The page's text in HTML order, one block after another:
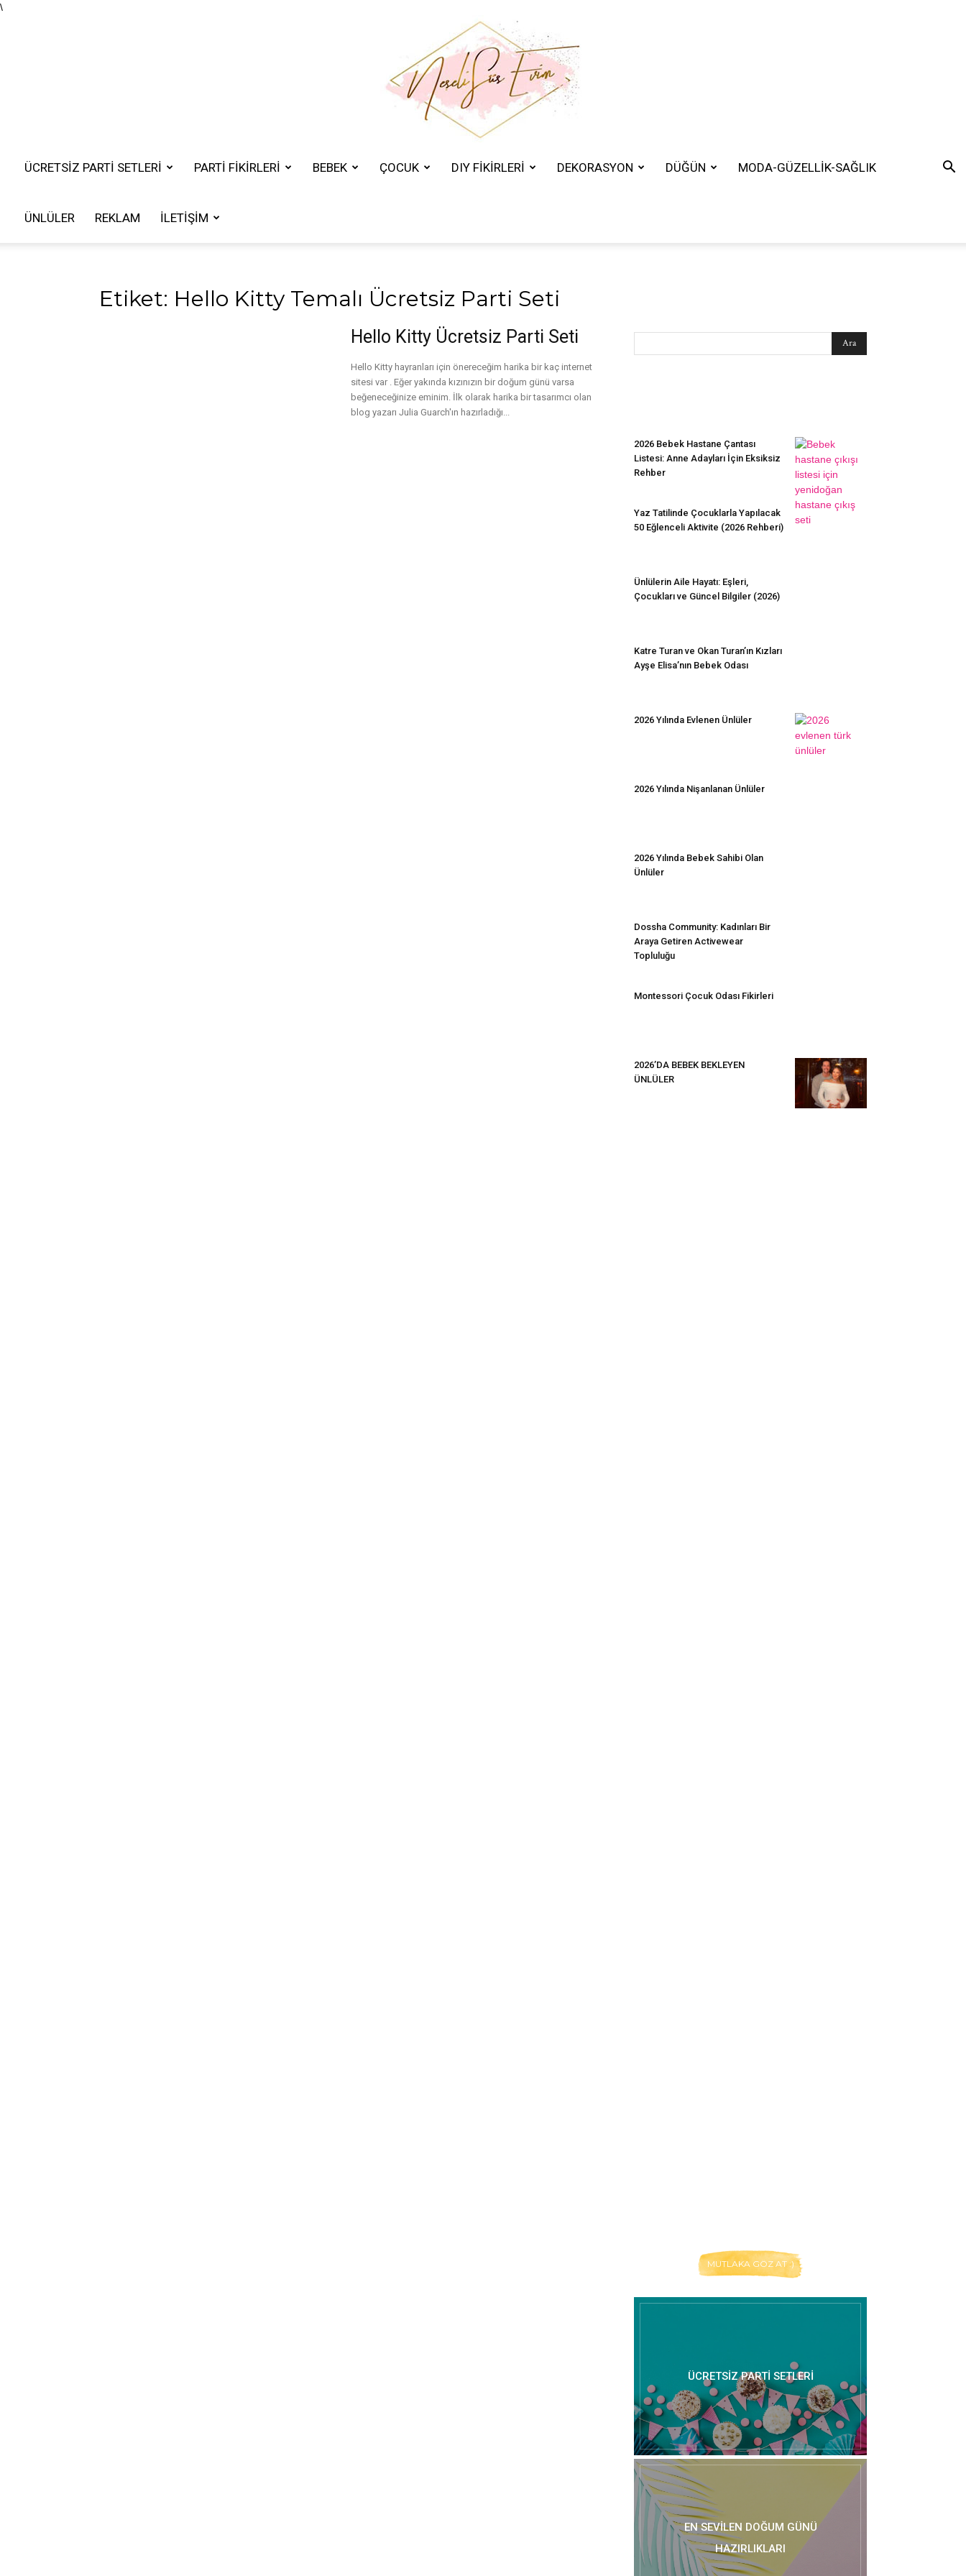
\
Evim
ÜCRETSIZ PARTI SETLERI PARTİ FİKİRLERİ BEBEK ÇOCUK DIY FİKİRLERİ DEKORASYON DÜĞÜN MODA-GÜZELLİK-SAĞLIK
ÜNLÜLER REKLAM İLETIŞIM
Etiket: Hello Kitty Temalı Ücretsiz Parti Seti
Hello Kitty Ücretsiz Parti Seti
Hello Kitty hayranları için önereceğim harika bir kaç internet
sitesi var . Eğer yakında kızınızın bir doğum günü varsa
beğeneceğinize eminim. İlk olarak harika bir tasarımcı olan
blog yazarı Julia Guarch'ın hazırladığı...
2026 Bebek Hastane Çantası
Listesi: Anne Adayları İçin Eksiksiz
Rehber
Yaz Tatilinde Çocuklarla Yapılacak
50 Eğlenceli Aktivite (2026 Rehberi)
Ünlülerin Aile Hayatı: Eşleri,
Çocukları ve Güncel Bilgiler (2026)
Katre Turan ve Okan Turan’ın Kızları
Ayşe Elisa’nın Bebek Odası
2026 Yılında Evlenen Ünlüler
2026 Yılında Nişanlanan Ünlüler
2026 Yılında Bebek Sahibi Olan
Ünlüler
Dossha Community: Kadınları Bir
Araya Getiren Activewear
Topluluğu
Montessori Çocuk Odası Fikirleri
2026’DA BEBEK BEKLEYEN
ÜNLÜLER
MUTLAKA GÖZ AT :)
ÜCRETSIZ PARTI SETLERI
EN SEVILEN DOĞUM GÜNÜ
HAZIRLIKLARI